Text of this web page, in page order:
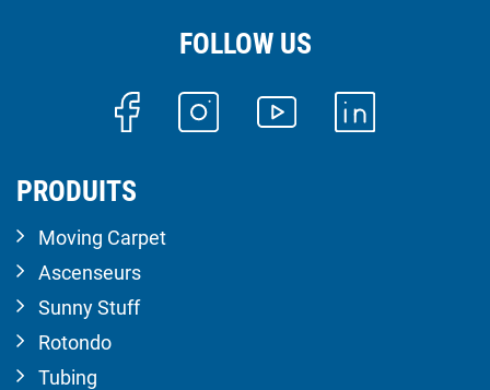
FOLLOW US
PRODUITS
Moving Carpet
Ascenseurs
Sunny Stuff
Rotondo
Tubing